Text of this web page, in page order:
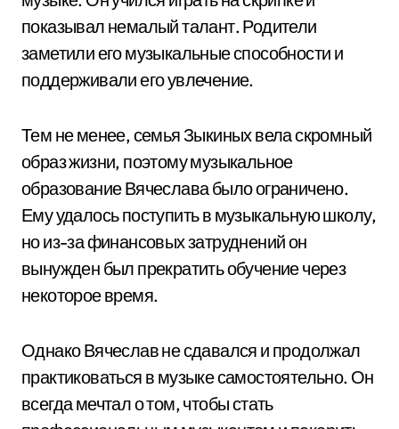
показывал немалый талант. Родители
заметили его музыкальные способности и
поддерживали его увлечение.
Тем не менее, семья Зыкиных вела скромный
образ жизни, поэтому музыкальное
образование Вячеслава было ограничено.
Ему удалось поступить в музыкальную школу,
но из-за финансовых затруднений он
вынужден был прекратить обучение через
некоторое время.
Однако Вячеслав не сдавался и продолжал
практиковаться в музыке самостоятельно. Он
всегда мечтал о том, чтобы стать